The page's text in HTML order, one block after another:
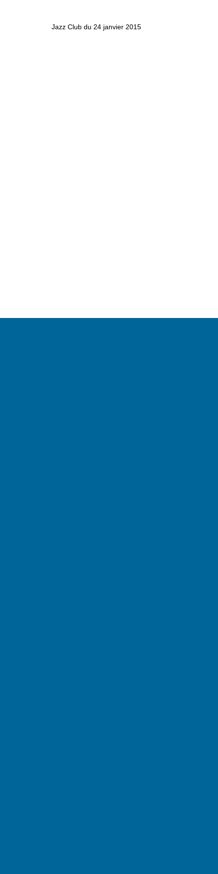
Jazz Club du 24 janvier 2015